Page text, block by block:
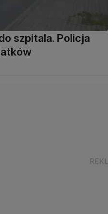
szpitala. Policja